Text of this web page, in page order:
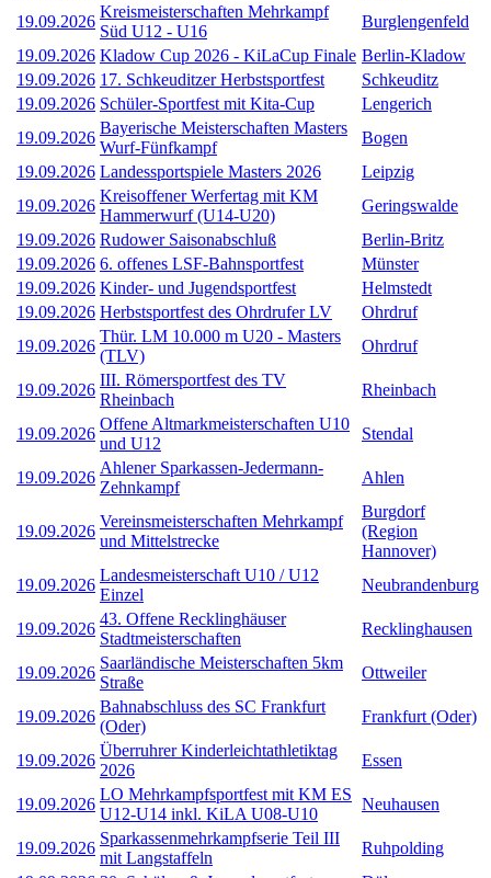
19.09.2026
Kreismeisterschaften Mehrkampf
Süd U12 - U16
Burglengenfeld
19.09.2026 Kladow Cup 2026 - KiLaCup Finale Berlin-Kladow
19.09.2026 17. Schkeuditzer Herbstsportfest
Schkeuditz
19.09.2026 Schüler-Sportfest mit Kita-Cup
Lengerich
19.09.2026
Bayerische Meisterschaften Masters
Wurf-Fünfkampf
Bogen
19.09.2026 Landessportspiele Masters 2026
Leipzig
19.09.2026
Kreisoffener Werfertag mit KM
Hammerwurf (U14-U20)
Geringswalde
19.09.2026 Rudower Saisonabschluß
Berlin-Britz
19.09.2026 6. offenes LSF-Bahnsportfest
Münster
19.09.2026 Kinder- und Jugendsportfest
Helmstedt
19.09.2026 Herbstsportfest des Ohrdrufer LV
Ohrdruf
19.09.2026
Thür. LM 10.000 m U20 - Masters
(TLV)
Ohrdruf
19.09.2026
III. Römersportfest des TV
Rheinbach
Rheinbach
19.09.2026
Offene Altmarkmeisterschaften U10
und U12
Stendal
19.09.2026
Ahlener Sparkassen-Jedermann-
Zehnkampf
Ahlen
19.09.2026
Vereinsmeisterschaften Mehrkampf
und Mittelstrecke
Burgdorf
(Region
Hannover)
19.09.2026
Landesmeisterschaft U10 / U12
Einzel
Neubrandenburg
19.09.2026
43. Offene Recklinghäuser
Stadtmeisterschaften
Recklinghausen
19.09.2026
Saarländische Meisterschaften 5km
Straße
Ottweiler
19.09.2026
Bahnabschluss des SC Frankfurt
(Oder)
Frankfurt (Oder)
19.09.2026
Überruhrer Kinderleichtathletiktag
2026
Essen
19.09.2026
LO Mehrkampfsportfest mit KM ES
U12-U14 inkl. KiLA U08-U10
Neuhausen
19.09.2026
Sparkassenmehrkampfserie Teil III
mit Langstaffeln
Ruhpolding